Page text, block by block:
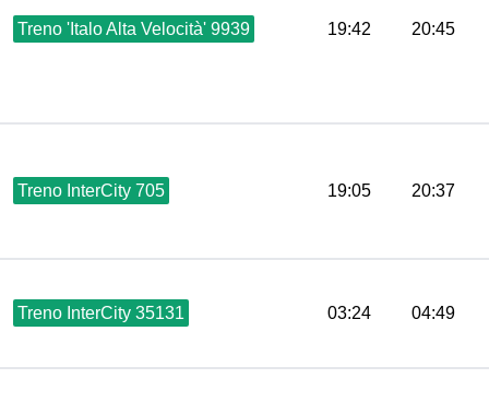
Treno 'Italo Alta Velocità' 9939 19:42 20:45
Treno InterCity 705 19:05 20:37
Treno InterCity 35131 03:24 04:49